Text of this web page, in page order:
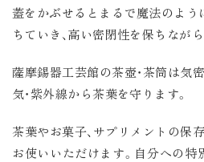
蓋をかぶせるとまるで魔法のよ
ちていき、高い密閉性を保ちなが
薩摩錫器工芸館の茶壺・茶筒は気
気・紫外線から茶葉を守ります。
茶葉やお菓子、サプリメントの保
お使いいただけます。自分への